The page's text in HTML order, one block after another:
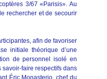
3/67 «Parisis». Au
rechercher et de secourir
afin de favoriser
initiale théorique d’une
de personnel isolé en
savoir-faire respectifs dans
Éric Monasterio, chef du